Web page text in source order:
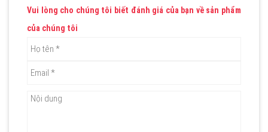
Vui lòng cho chúng tôi biết đánh giá của bạn về sản phẩm
của chúng tôi